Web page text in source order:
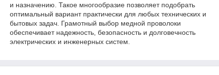
и назначению. Такое многообразие позволяет подобрать
оптимальный вариант практически для любых технических и
бытовых задач. Грамотный выбор медной проволоки
обеспечивает надежность, безопасность и долговечность
электрических и инженерных систем.